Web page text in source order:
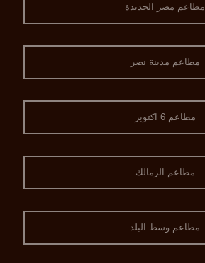
مطاعم مصر الجديدة
مطاعم مدينة نصر
مطاعم 6 اكتوبر
مطاعم الزمالك
مطاعم وسط البلد